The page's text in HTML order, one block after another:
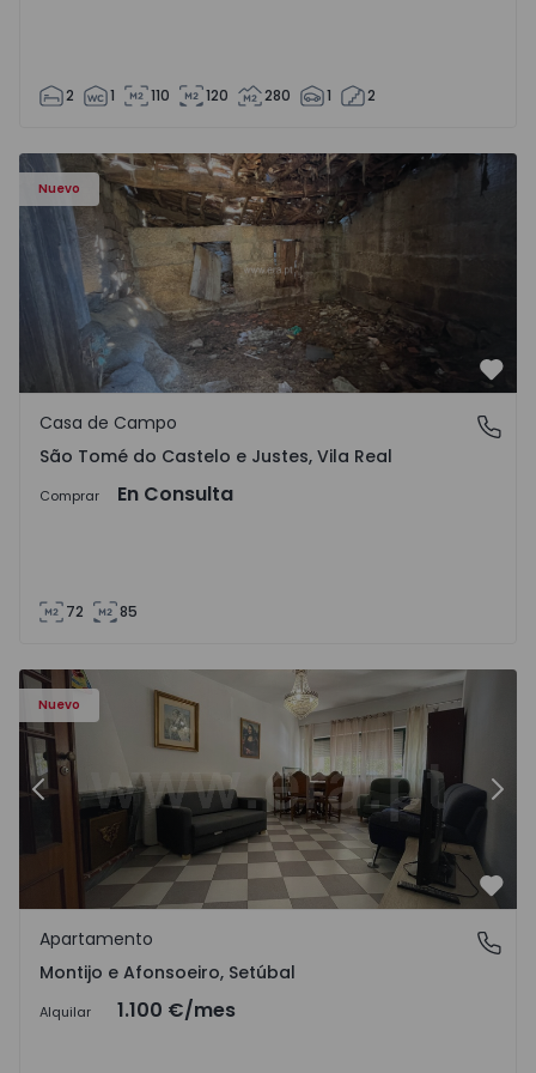
2 1 110 120 280 1 2
Nuevo
Casa Vila Real, São Tomé do Castelo e Justes - 1575189 - 1
São Tomé do Castelo e Justes, Vila Real
Casa de Campo
São Tomé do Castelo e Justes, Vila Real
Comprar En Consulta
72 85
Nuevo
- 1
Apartamento T2 Montijo, Montijo e Afonsoeiro -
Anterior
Montijo e Afonsoeiro, Setúbal
Apartamento
Montijo e Afonsoeiro, Setúbal
Alquilar 1.100 €/mes